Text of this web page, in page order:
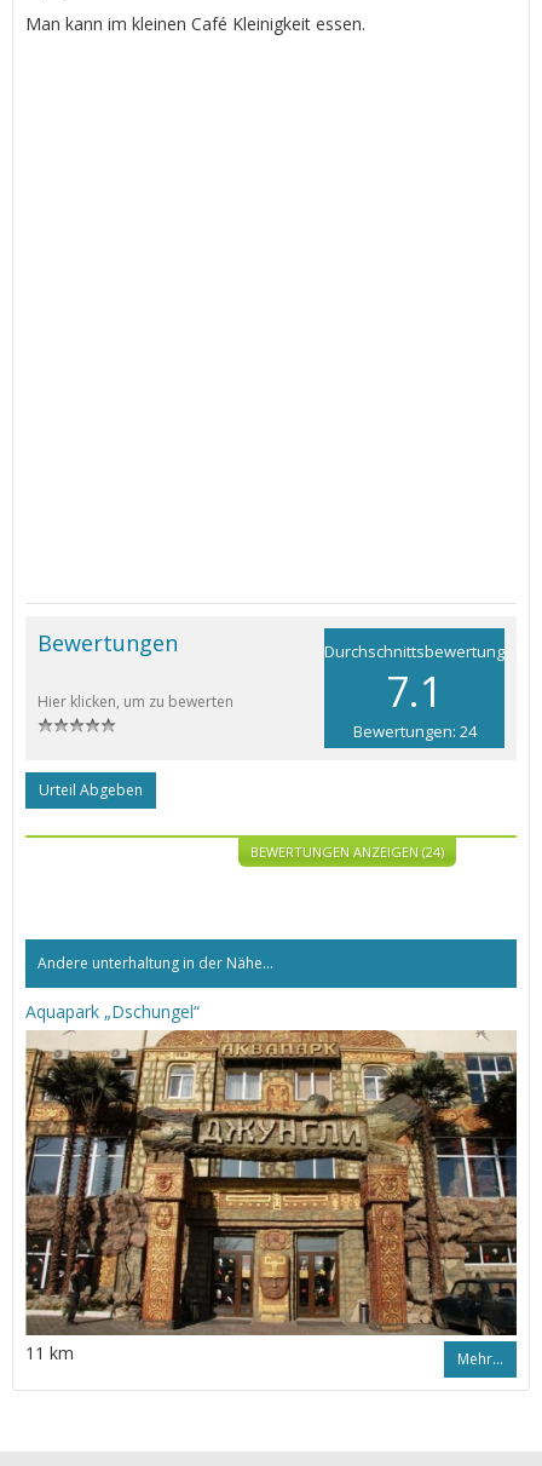
Man kann im kleinen Café Kleinigkeit essen.
Durchschnittsbewertung
7.1
Bewertungen: 24
Bewertungen
Hier klicken, um zu bewerten
Urteil Abgeben
BEWERTUNGEN ANZEIGEN (24)
Andere unterhaltung in der Nähe...
Aquapark „Dschungel“
11 km Mehr…